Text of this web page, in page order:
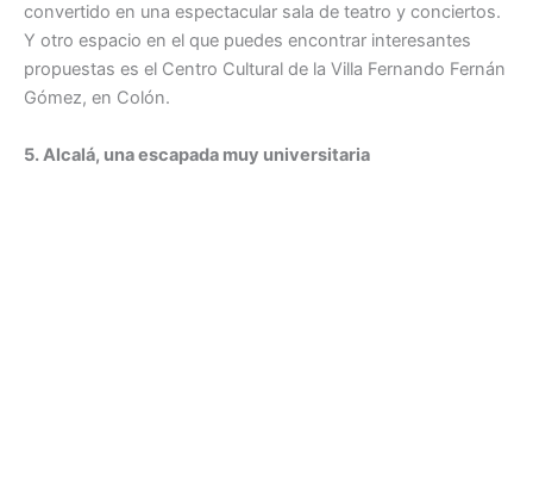
convertido en una espectacular sala de teatro y conciertos.
Y otro espacio en el que puedes encontrar interesantes
propuestas es el Centro Cultural de la Villa Fernando Fernán
Gómez, en Colón.
5. Alcalá, una escapada muy universitaria